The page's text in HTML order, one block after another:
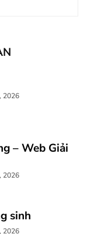
2026
– Web Giải
2026
sinh
2026